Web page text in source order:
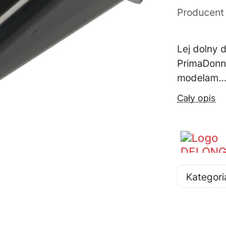
Lej dolny
modelam...
Cały opis